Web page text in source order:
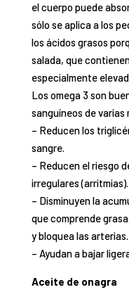
el cuerpo puede
sólo se aplica a los
los ácidos grasos
salada, que
especialmente
Los omega 3 son
sanguíneos de varias
– Reducen los
sangre.
– Reducen el riesgo
irregulares (arritmias).
– Disminuyen la
que comprende
y bloquea las arterias.
– Ayudan a bajar
Aceite de onagra